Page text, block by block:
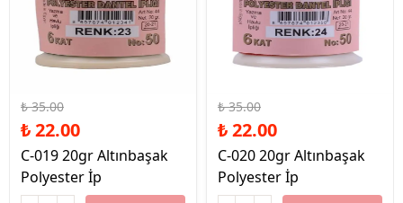
₺ 35.00
₺ 22.00
C-019 20gr Altınbaşak
Polyester İp
₺ 35.00
₺ 22.00
C-020 20gr Altınbaşak
Polyester İp